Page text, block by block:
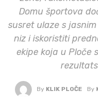
Domu športova
susret ulaze s
niz i iskoristiti
ekipe koja u Ploče
By KLIK PLOČE By